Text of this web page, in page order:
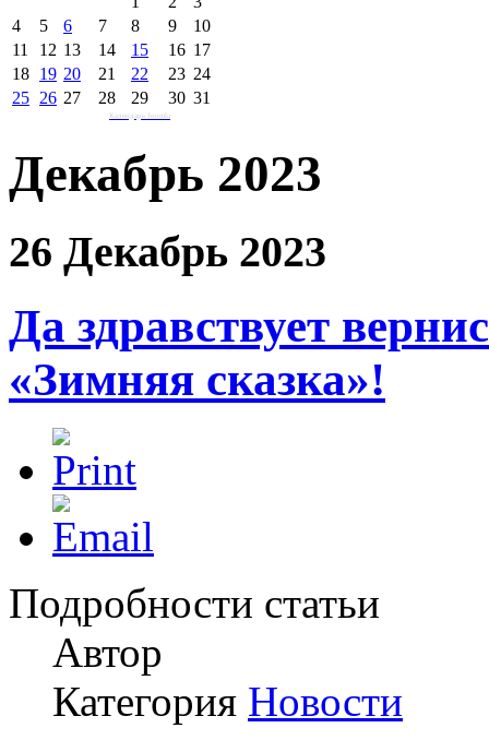
4
5 6 7 8 9
10
11
12 13 14 15 16 17
18 19 20 21 22 23 24
25 26 27 28 29 30 31
Календарь Joomla
Декабрь 2023
26 Декабрь 2023
Да здравствует
«Зимняя сказка»!
Подробности статьи
Автор
Категория Новости